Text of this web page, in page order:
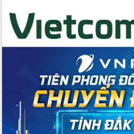
Phát huy vai trò của người có uy tín
trong phòng chống tảo hôn và hôn
nhân cận huyết thống
Nông sản Tây Nguyên thu hút doanh
Đắk Lắk định vị thương hiệu du lịch
“Biển – Rừng – Cà phê” trong không
gian phát triển mới
Hội nghị chia sẻ kinh nghiệm, chuyển
giao kỹ thuật y tế, định hướng phát
triển chuyên sâu đến 2030